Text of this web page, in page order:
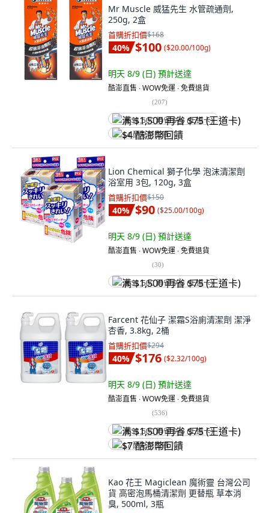
Mr Muscle 威猛先生 水管疏通劑,
250g, 2盒
首購折扣價$168
40% $100 ($20.00/100g)
明天 8/9 (日) 預計送達
酷澎直售 ∙ WOW免運 ∙ 免費退貨
(207)
满 $1,500 再省 $75 (王道卡)
$4 酷澎幣回饋
Lion Chemical 獅子化學 泡沫清潔劑
浴室用 3包, 120g, 3盒
首購折扣價$150
40% $90 ($25.00/100g)
明天 8/9 (日) 預計送達
酷澎直售 ∙ WOW免運 ∙ 免費退貨
(30)
满 $1,500 再省 $75 (王道卡)
Farcent 花仙子 潔霜S浴廁清潔劑 潔淨
杏香, 3.8kg, 2桶
首購折扣價$294
40% $176 ($2.32/100g)
明天 8/9 (日) 預計送達
酷澎直售 ∙ WOW免運 ∙ 免費退貨
(536)
满 $1,500 再省 $75 (王道卡)
$7 酷澎幣回饋
Kao 花王 Magiclean 魔術靈 台灣公司
貨 高密泡馬桶清潔劑 更替瓶 草本消
臭, 500ml, 3瓶